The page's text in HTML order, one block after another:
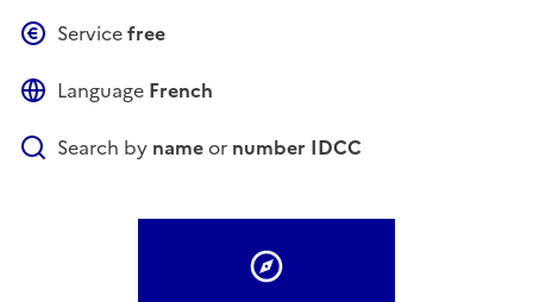
Servicefree
Language French
Search by nameor number IDCC